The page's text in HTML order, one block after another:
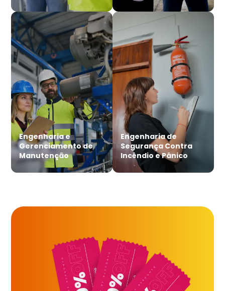
Engenharia e
Gerenciamento de
Manutenção
Engenharia de
Segurança Contra
Incêndio e Pânico